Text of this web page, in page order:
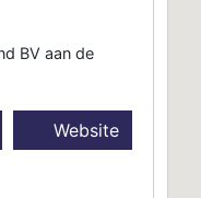
BV aan de
Website